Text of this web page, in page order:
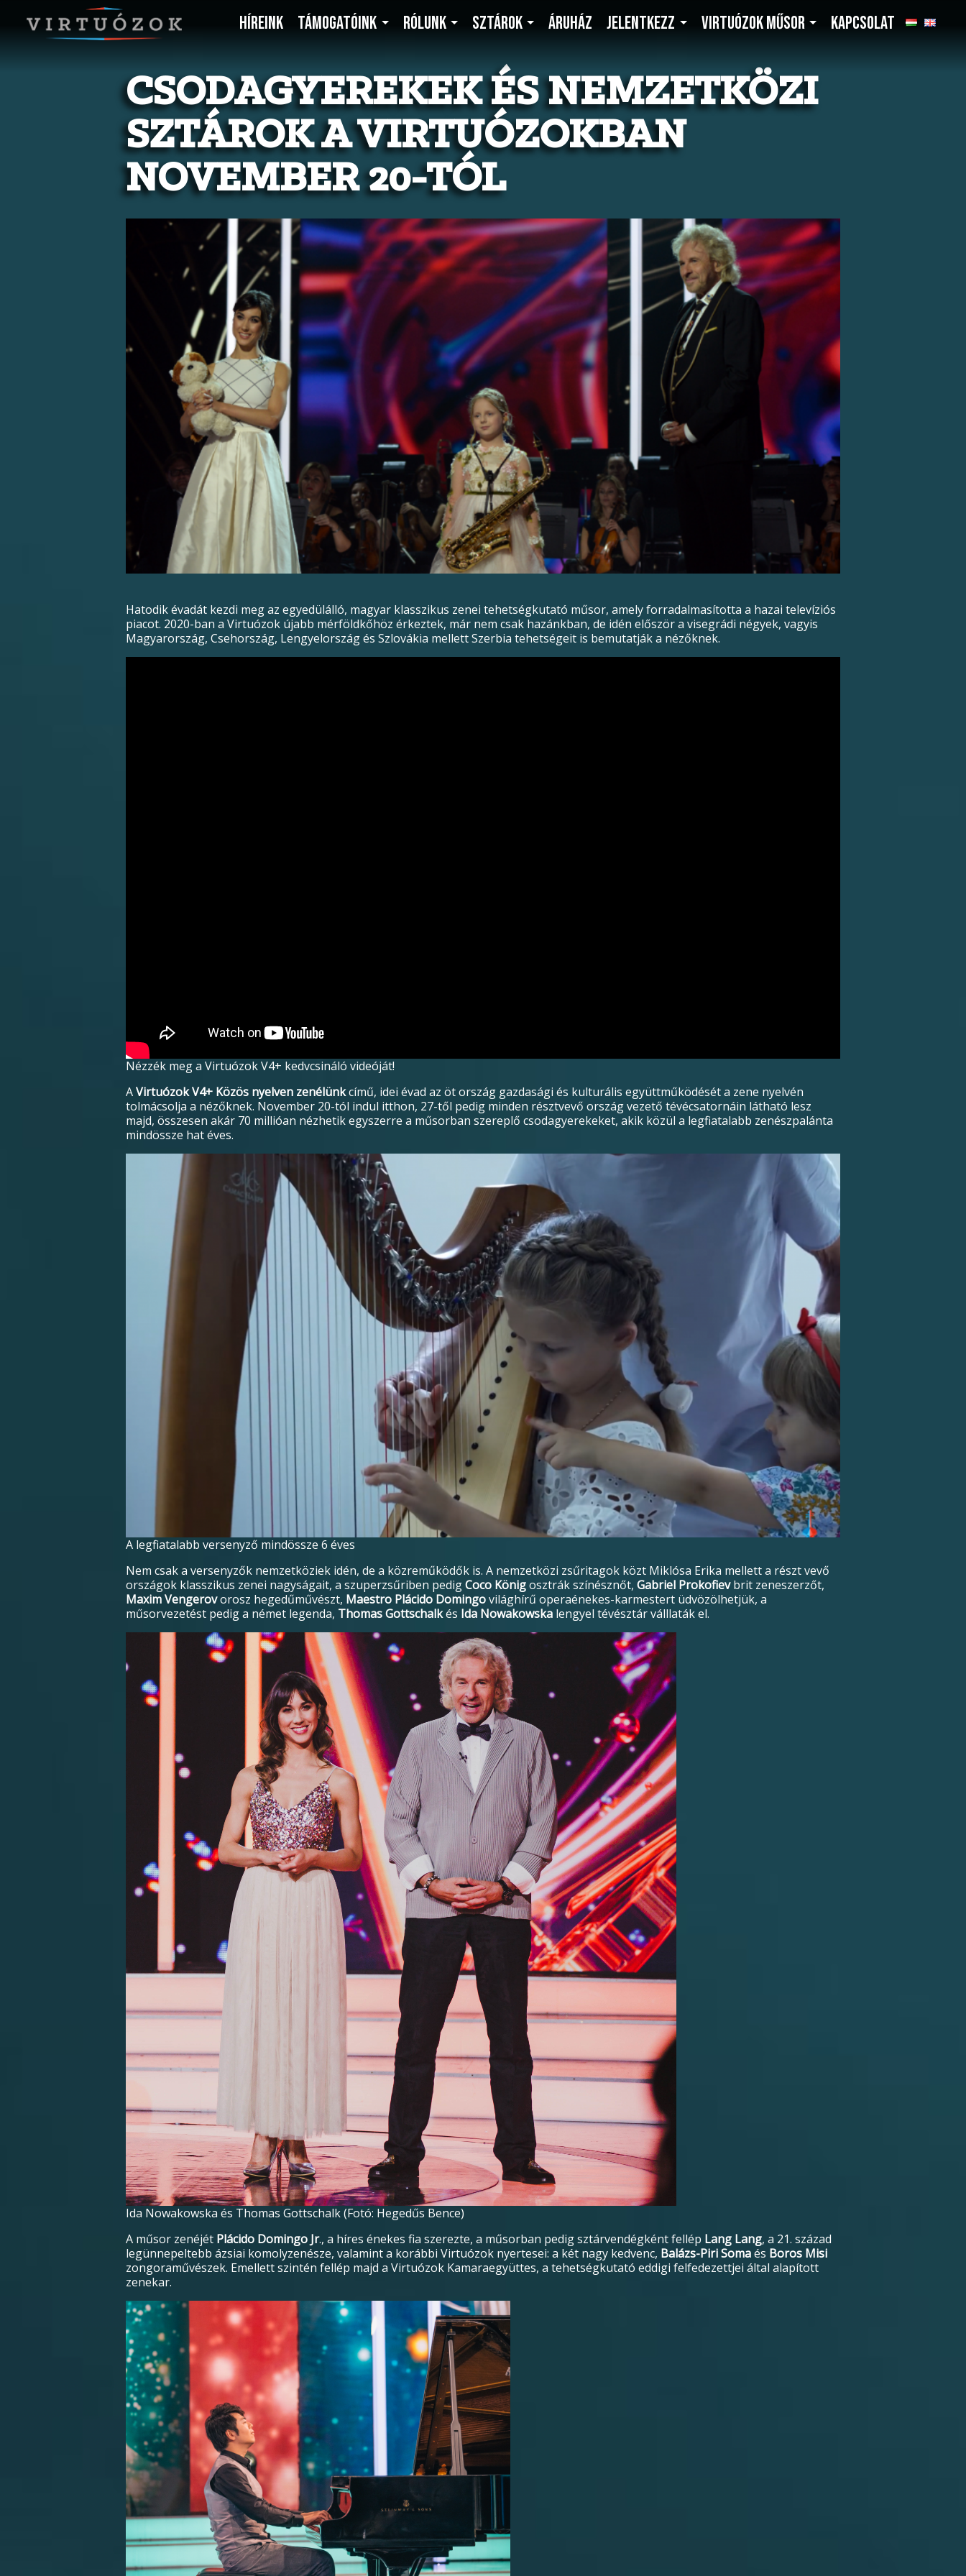
HÍREINK TÁMOGATÓINK RÓLUNK SZTÁROK ÁRUHÁZ JELENTKEZZ VIRTUÓZOK MŰSOR KAPCSOLAT
CSODAGYEREKEK ÉS NEMZETKÖZI
SZTÁROK A VIRTUÓZOKBAN
NOVEMBER 20-TÓL
Hatodik évadát kezdi meg az egyedülálló, magyar klasszikus zenei tehetségkutató műsor, amely forradalmasította a hazai televíziós
piacot. 2020-ban a Virtuózok újabb mérföldkőhöz érkeztek, már nem csak hazánkban, de idén először a visegrádi négyek, vagyis
Magyarország, Csehország, Lengyelország és Szlovákia mellett Szerbia tehetségeit is bemutatják a nézőknek.
Nézzék meg a Virtuózok V4+ kedvcsináló videóját!
AVirtuózok V4+ Közös nyelven zenélünkcímű, idei évad az öt ország gazdasági és kulturális együttműködését a zene nyelvén
tolmácsolja a nézőknek. November 20-tól indul itthon, 27-től pedig minden résztvevő ország vezető tévécsatornáin látható lesz
majd, összesen akár 70 millióan nézhetik egyszerre a műsorban szereplő csodagyerekeket, akik közül a legfiatalabb zenészpalánta
mindössze hat éves.
A legfiatalabb versenyző mindössze 6 éves
Nem csak a versenyzők nemzetköziek idén, de a közreműködők is. A nemzetközi zsűritagok közt Miklósa Erika mellett a részt vevő
országok klasszikus zenei nagyságait, a szuperzsűriben pedigCoco Königosztrák színésznőt, Gabriel Prokofievbrit zeneszerzőt,
Maxim Vengerovorosz hegedűművészt, Maestro Plácido Domingovilághírű operaénekes-karmestert üdvözölhetjük, a
műsorvezetést pedig a német legenda, Thomas Gottschalkés Ida Nowakowska lengyel tévésztár válllaták el.
Ida Nowakowska és Thomas Gottschalk (Fotó: Hegedűs Bence)
A műsor zenéjét Plácido Domingo Jr., a híres énekes fia szerezte, a műsorban pedig sztárvendégként fellép Lang Lang, a 21. század
legünnepeltebb ázsiai komolyzenésze, valamint a korábbi Virtuózok nyertesei: a két nagy kedvenc, Balázs-Piri Somaés Boros Misi
zongoraművészek. Emellett szintén fellép majd a Virtuózok Kamaraegyüttes, a tehetségkutató eddigi felfedezettjei által alapított
zenekar.